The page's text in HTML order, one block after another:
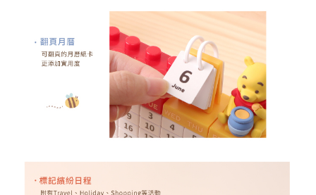
５．嚴禁一人註冊多個帳號或使用他人資訊註冊。若發現惡意使用之情形，
恩沛科技股份有限公司將有權停止該用戶之使用額度並採取法律行動。